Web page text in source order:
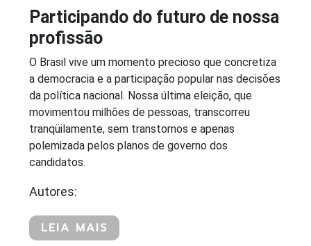
Participando do futuro de nossa
profissão
O Brasil vive um momento precioso que concretiza
a democracia e a participação popular nas decisões
da política nacional. Nossa última eleição, que
movimentou milhões de pessoas, transcorreu
tranqüilamente, sem transtornos e apenas
polemizada pelos planos de governo dos
candidatos.
Autores:
LEIA MAIS